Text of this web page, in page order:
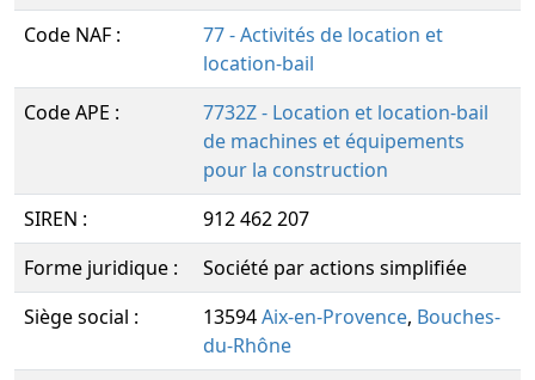
Code NAF :
77 - Activités de location et
location-bail
Code APE :
7732Z - Location et location-bail
de machines et équipements
pour la construction
SIREN :
912 462 207
Forme juridique :
Société par actions simplifiée
Siège social :
13594Aix-en-Provence, Bouches-
du-Rhône